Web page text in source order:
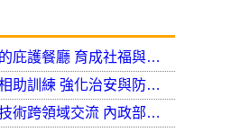
高架橋下的庇護餐廳 育成社福與建築師共創都市再生典範，打造最美的庇護工場
淡水守望相助訓練 強化治安與防衛韌性
智慧節能技術跨領域交流 內政部攜手產官學加速建築淨零轉型